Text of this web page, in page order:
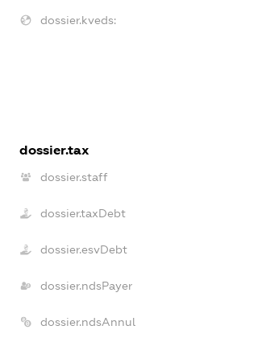
dossier.kveds:
dossier.tax
dossier.staff
dossier.taxDebt
dossier.esvDebt
dossier.ndsPayer
dossier.ndsAnnul